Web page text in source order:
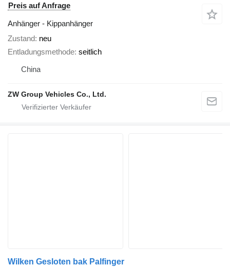
Preis auf Anfrage
Anhänger - Kippanhänger
Zustand neu
Entladungsmethode seitlich
China
ZW Group Vehicles Co., Ltd.
Wilken Gesloten bak Palfinger